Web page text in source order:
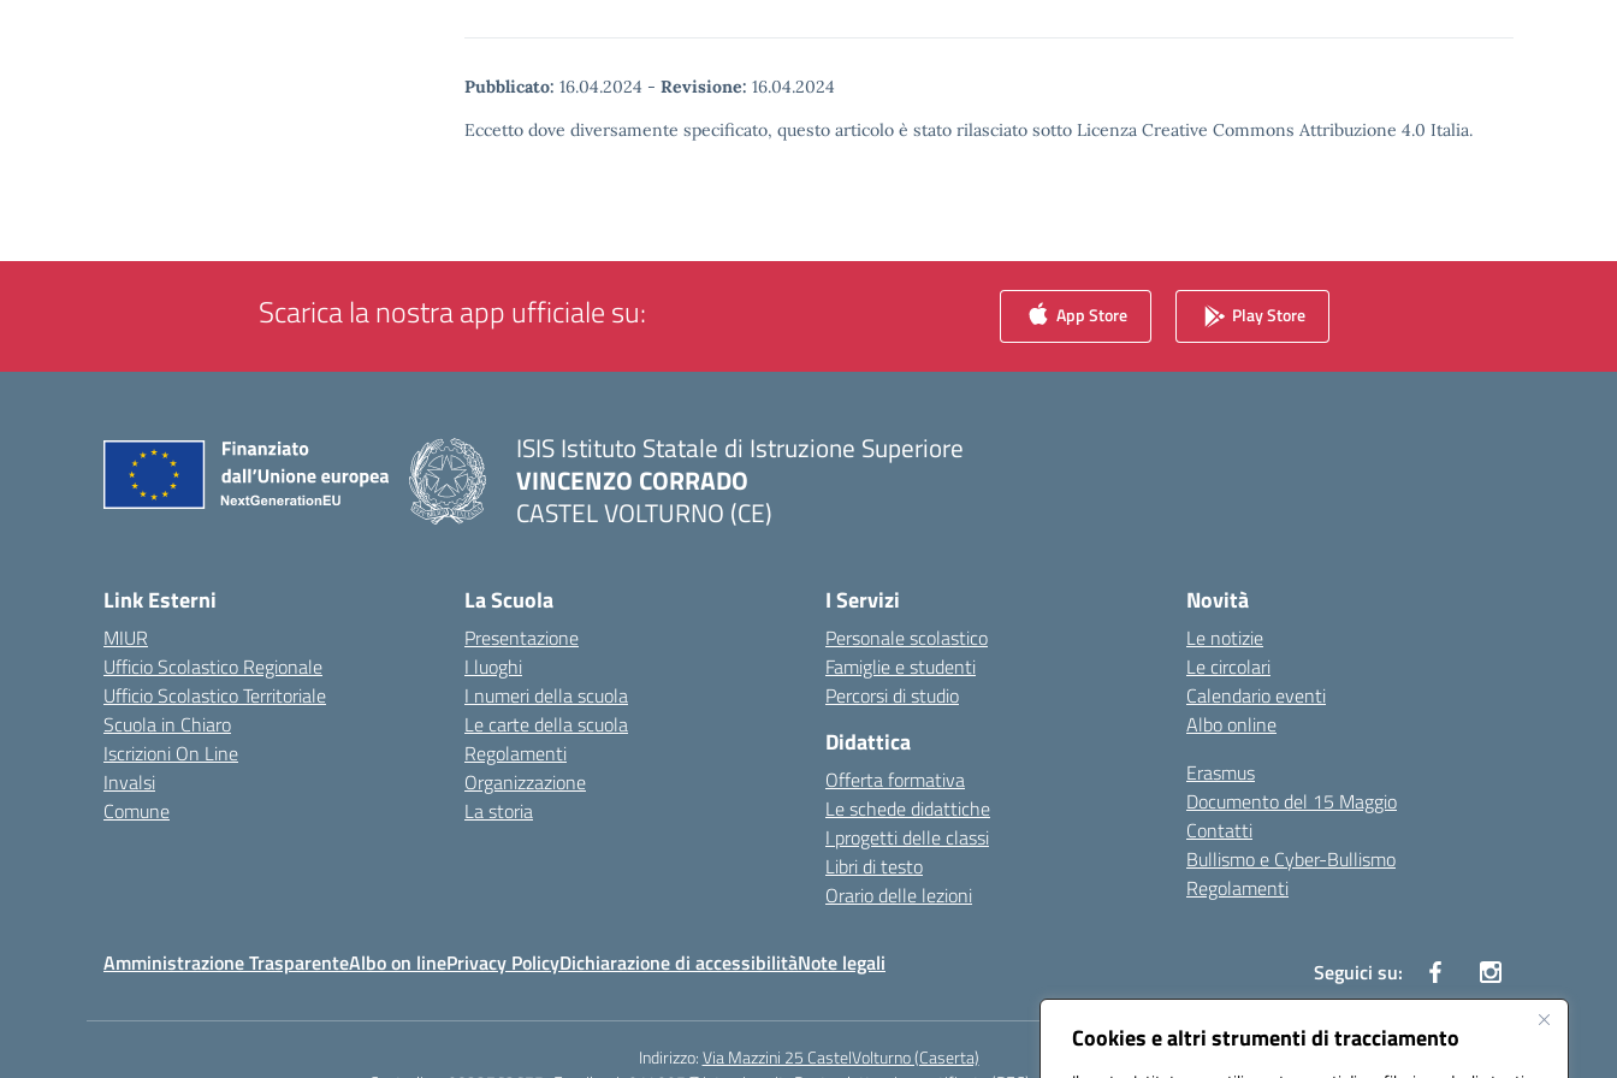
Cookies e altri strumenti di tracciamento
Pubblicato: 16.04.2024 - Revisione: 16.04.2024
Eccetto dove diversamente specificato, questo articolo è stato rilasciato sotto Licenza Creative Commons Attribuzione 4.0 Italia.
Scarica la nostra app ufficiale su: App Store Play Store
ISIS Istituto Statale di Istruzione Superiore
VINCENZO CORRADO
CASTEL VOLTURNO (CE)
Link Esterni
MIUR
Ufficio Scolastico Regionale
Ufficio Scolastico Territoriale
Scuola in Chiaro
Iscrizioni On Line
Invalsi
Comune
La Scuola
Presentazione
I luoghi
I numeri della scuola
Le carte della scuola
Regolamenti
Organizzazione
La storia
I Servizi
Personale scolastico
Famiglie e studenti
Percorsi di studio
Didattica
Offerta formativa
Le schede didattiche
I progetti delle classi
Libri di testo
Orario delle lezioni
Novità
Le notizie
Le circolari
Calendario eventi
Albo online
Erasmus
Documento del 15 Maggio
Contatti
Bullismo e Cyber-Bullismo
Regolamenti
Amministrazione TrasparenteAlbo on linePrivacy PolicyDichiarazione di accessibilitàNote legali Seguici su:
Indirizzo:Via Mazzini 25 CastelVolturno (Caserta)